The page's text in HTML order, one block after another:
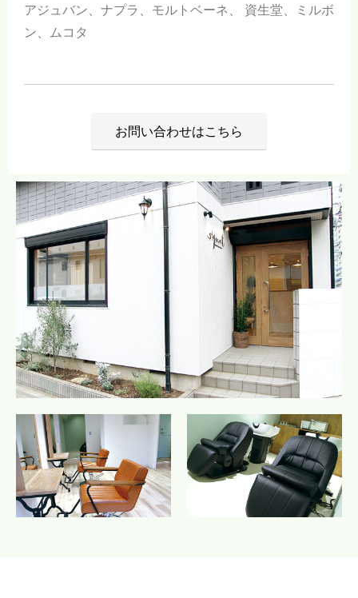
アジュバン、ナプラ、モルトベーネ、
資生堂、ミルボ
ン、ムコタ
お問い合わせはこちら